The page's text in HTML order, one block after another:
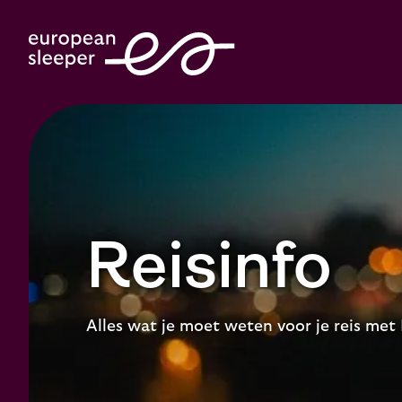
Reisinfo
Alles wat je moet weten voor je reis met